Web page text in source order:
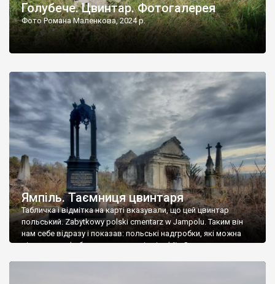
Голубече. Цвинтар. Фотогалерея
Фото Романа Маленкова, 2024 р.
Ямпіль. Таємниця цвинтаря
Табличка і відмітка на карті вказували, що цей цвинтар
польський. Zabytkowy polski cmentarz w Jampolu. Таким він
нам себе відразу і показав: польські надгробки, які можна
віднести до фабричних, польські епітафії… Загалом цвинтар